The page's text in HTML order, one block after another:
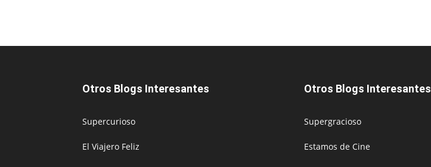
Otros Blogs Interesantes
Supercurioso
El Viajero Feliz
Otros Blogs Interesantes
Supergracioso
Estamos de Cine